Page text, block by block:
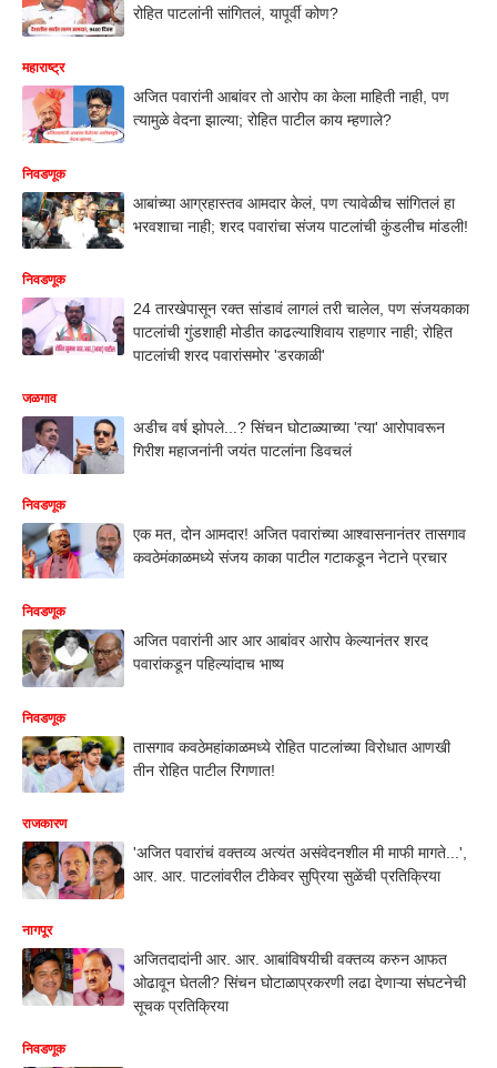
रोहित पाटलांनी सांगितलं, यापूर्वी कोण?
महाराष्ट्र
अजित पवारांनी आबांवर तो आरोप का केला माहिती नाही, पण
त्यामुळे वेदना झाल्या; रोहित पाटील काय म्हणाले?
निवडणूक
आबांच्या आग्रहास्तव आमदार केलं, पण त्यावेळीच सांगितलं हा
भरवशाचा नाही; शरद पवारांचा संजय पाटलांची कुंडलीच मांडली!
निवडणूक
24 तारखेपासून रक्त सांडावं लागलं तरी चालेल, पण संजयकाका
पाटलांची गुंडशाही मोडीत काढल्याशिवाय राहणार नाही; रोहित
पाटलांची शरद पवारांसमोर 'डरकाळी'
जळगाव
अडीच वर्ष झोपले...? सिंचन घोटाळ्याच्या 'त्या' आरोपावरून
गिरीश महाजनांनी जयंत पाटलांना डिवचलं
निवडणूक
एक मत, दोन आमदार! अजित पवारांच्या आश्वासनानंतर तासगाव
कवठेमंकाळमध्ये संजय काका पाटील गटाकडून नेटाने प्रचार
निवडणूक
अजित पवारांनी आर आर आबांवर आरोप केल्यानंतर शरद
पवारांकडून पहिल्यांदाच भाष्य
निवडणूक
तासगाव कवठेमहांकाळमध्ये रोहित पाटलांच्या विरोधात आणखी
तीन रोहित पाटील रिंगणात!
राजकारण
'अजित पवारांचं वक्तव्य अत्यंत असंवेदनशील मी माफी मागते...',
आर. आर. पाटलांवरील टीकेवर सुप्रिया सुळेंची प्रतिक्रिया
नागपूर
अजितदादांनी आर. आर. आबांविषयीची वक्तव्य करुन आफत
ओढावून घेतली? सिंचन घोटाळाप्रकरणी लढा देणाऱ्या संघटनेची
सूचक प्रतिक्रिया
निवडणूक